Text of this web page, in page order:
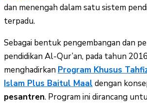
dan menengah dalam satu sistem
terpadu.
Sebagai bentuk pengembangan dan
pendidikan Al-Qur’an, pada tahun
menghadirkan Program Khusus
Islam Plus Baitul Maal dengan
pesantren. Program ini dirancang